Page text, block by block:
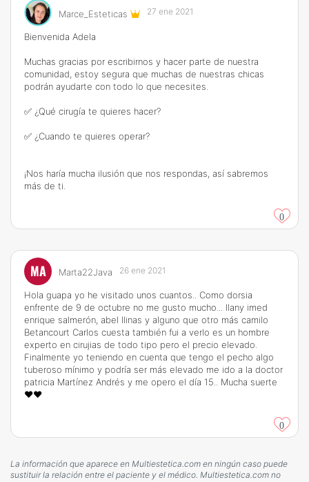
Marce_Esteticas 27 ene 2021
Bienvenida Adela
Muchas gracias por escribirnos y hacer parte de nuestra
comunidad, estoy segura que muchas de nuestras chicas
podrán ayudarte con todo lo que necesites.
✅ ¿Qué cirugía te quieres hacer?
✅ ¿Cuando te quieres operar?
¡Nos haría mucha ilusión que nos respondas, así sabremos
más de ti.
0
MA Marta22Java 26 ene 2021
Hola guapa yo he visitado unos cuantos.. Como dorsia
enfrente de 9 de octubre no me gusto mucho... Ilany imed
enrique salmerón, abel llinas y alguno que otro más camilo
Betancourt Carlos cuesta también fui a verlo es un hombre
experto en cirujias de todo tipo pero el precio elevado.
Finalmente yo teniendo en cuenta que tengo el pecho algo
tuberoso mínimo y podría ser más elevado me ido a la doctor
patricia Martínez Andrés y me opero el día 15.. Mucha suerte
❤️❤️
0
La información que aparece en Multiestetica.com en ningún caso puede
sustituir la relación entre el paciente y el médico. Multiestetica.com no